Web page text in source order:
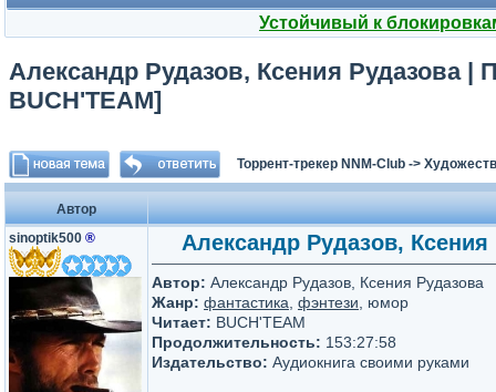
Устойчивый к
Александр Рудазов, Ксения Рудазова |
BUCH'TEAM]
Торрент-трекер NNM-Club ->
Автор
sinoptik500 ® Александр Рудазов, Ксения
Автор: Александр Рудазов, Ксения Рудазова
Жанр: фантастика фэнтези , юмор
Читает: BUCH'TEAM
Продолжительность: 153:27:58
Издательство: Аудиокнига своими руками